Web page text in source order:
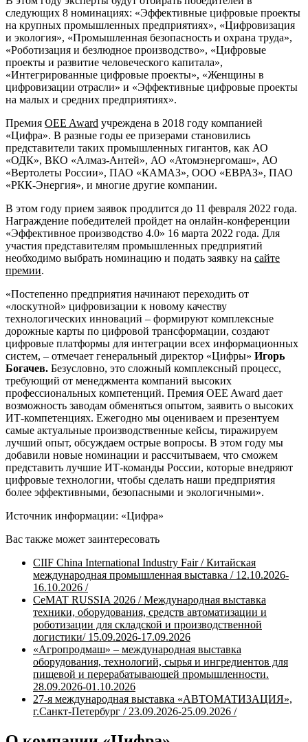
следующих 8 номинациях: «Эффективные цифровые проекты
на крупных промышленных предприятиях», «Цифровизация
и экология», «Промышленная безопасность и охрана труда»,
«Роботизация и безлюдное производство», «Цифровые
проекты и развитие человеческого капитала»,
«Интегрированные цифровые проекты», «Женщины в
цифровизации отрасли» и «Эффективные цифровые проекты
на малых и средних предприятиях».
Премия OEE Award учреждена в 2018 году компанией
«Цифра». В разные годы ее призерами становились
представители таких промышленных гигантов, как АО
«ОДК», ВКО «Алмаз-Антей», АО «Атомэнергомаш», АО
«Вертолеты России», ПАО «КАМАЗ», ООО «ЕВРАЗ», ПАО
«РКК-Энергия», и многие другие компании.
В этом году прием заявок продлится до 11 февраля 2022 года.
Награждение победителей пройдет на онлайн-конференции
«Эффективное производство 4.0» 16 марта 2022 года. Для
участия представителям промышленных предприятий
необходимо выбрать номинацию и подать заявку на сайте
премии.
«Постепенно предприятия начинают переходить от
«лоскутной» цифровизации к новому качеству
технологических инноваций – формируют комплексные
дорожные карты по цифровой трансформации, создают
цифровые платформы для интеграции всех информационных
систем, – отмечает генеральный директор «Цифры» Игорь
Богачев. Безусловно, это сложный комплексный процесс,
требующий от менеджмента компаний высоких
профессиональных компетенций. Премия OEE Award дает
возможность заводам обменяться опытом, заявить о высоких
ИТ-компетенциях. Ежегодно мы оцениваем и презентуем
самые актуальные производственные кейсы, тиражируем
лучший опыт, обсуждаем острые вопросы. В этом году мы
добавили новые номинации и рассчитываем, что сможем
представить лучшие ИТ-команды России, которые внедряют
цифровые технологии, чтобы сделать наши предприятия
более эффективными, безопасными и экологичными».
Источник информации: «Цифра»
Вас также может заинтересовать
CIIF China International Industry Fair / Китайская
международная промышленная выставка / 12.10.2026-
16.10.2026 /
CeMAT RUSSIA 2026 / Международная выставка
техники, оборудования, средств автоматизации и
роботизации для складской и производственной
логистики/ 15.09.2026-17.09.2026
«Агропродмаш» – международная выставка
оборудования, технологий, сырья и ингредиентов для
пищевой и перерабатывающей промышленности.
28.09.2026-01.10.2026
27-я международная выставка «АВТОМАТИЗАЦИЯ»,
г.Санкт-Петербург / 23.09.2026-25.09.2026 /